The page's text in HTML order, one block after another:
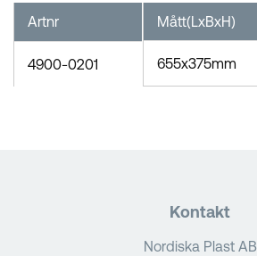
Mått(LxBxH)
655x375mm
Artnr
4900-0201
Kontakt
Nordiska Plast AB